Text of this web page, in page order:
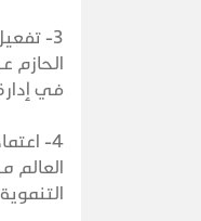
3-
الحازم
في
4-
العالم